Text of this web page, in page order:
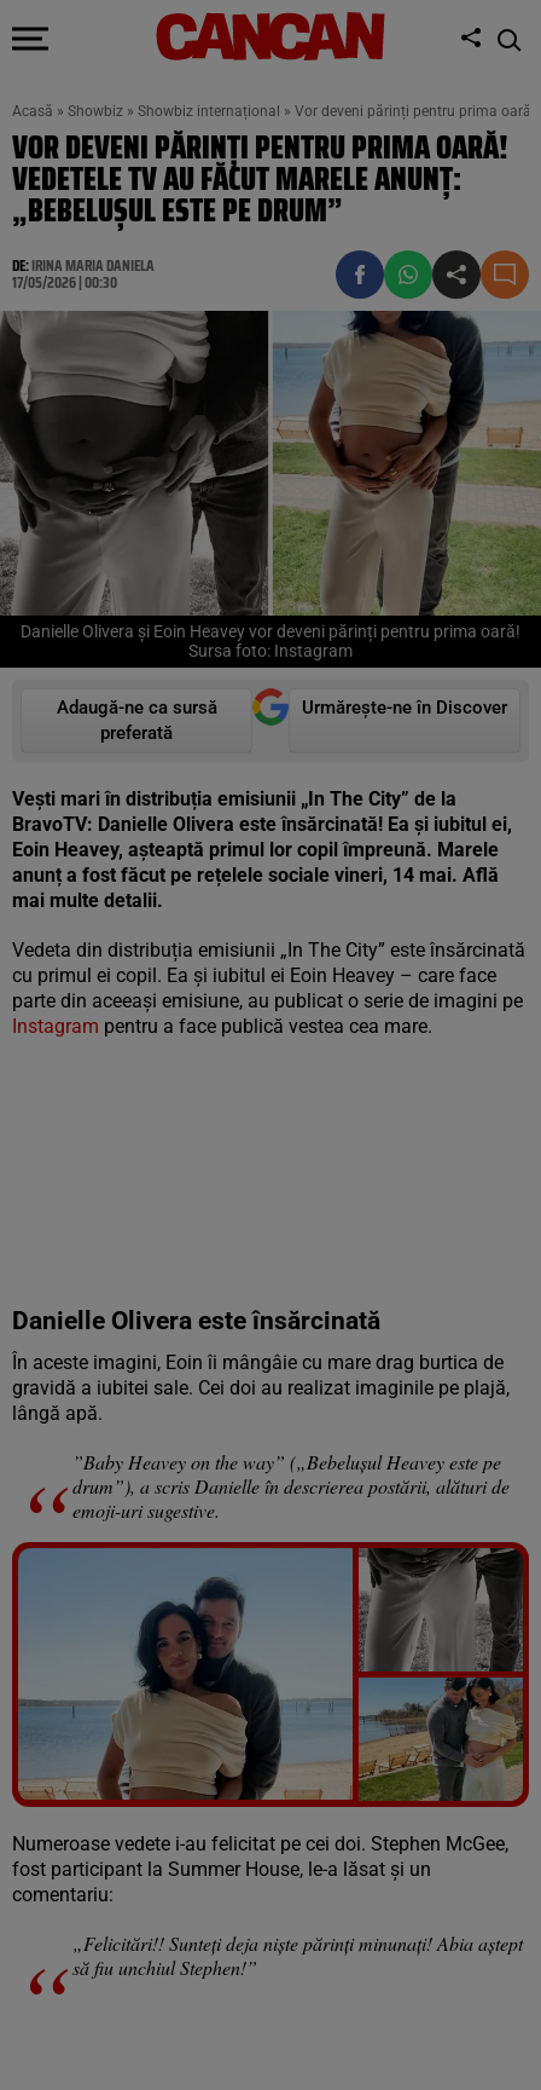
Acasă » Showbiz » Showbiz internațional » Vor deveni părinți pentru prima oară!
VOR DEVENI PĂRINȚI PENTRU PRIMA OARĂ!
VEDETELE TV AU FĂCUT MARELE ANUNȚ:
„BEBELUȘUL ESTE PE DRUM”
DE:IRINA MARIA DANIELA
17/05/2026 | 00:30
Danielle Olivera și Eoin Heavey vor deveni părinți pentru prima oară!
Sursa foto: Instagram
Adaugă-ne ca sursă
preferată
Urmărește-ne în Discover
Vești mari în distribuția emisiunii „In The City” de la
BravoTV: Danielle Olivera este însărcinată! Ea și iubitul ei,
Eoin Heavey, așteaptă primul lor copil împreună. Marele
anunț a fost făcut pe rețelele sociale vineri, 14 mai. Află
mai multe detalii.
Vedeta din distribuția emisiunii „In The City” este însărcinată
cu primul ei copil. Ea și iubitul ei Eoin Heavey – care face
parte din aceeași emisiune, au publicat o serie de imagini pe
Instagram pentru a face publică vestea cea mare.
Danielle Olivera este însărcinată
În aceste imagini, Eoin îi mângâie cu mare drag burtica de
gravidă a iubitei sale. Cei doi au realizat imaginile pe plajă,
lângă apă.
”Baby Heavey on the way” („Bebelușul Heavey este pe
drum”), a scris Danielle în descrierea postării, alături de
emoji-uri sugestive.
Vezi galeria foto
3 poze
Numeroase vedete i-au felicitat pe cei doi. Stephen McGee,
fost participant la Summer House, le-a lăsat și un
comentariu:
„Felicitări!! Sunteți deja niște părinți minunați! Abia aștept
să fiu unchiul Stephen!”